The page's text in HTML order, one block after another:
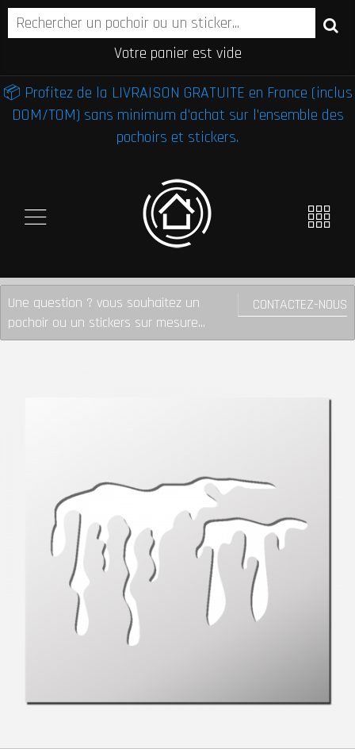
Votre panier est vide
📦 Profitez de la LIVRAISON GRATUITE en France (inclus
DOM/TOM) sans minimum d'achat sur l'ensemble des
pochoirs et stickers.
CONTACTEZ-NOUS
Une question ? vous souhaitez un
pochoir ou un stickers sur mesure...